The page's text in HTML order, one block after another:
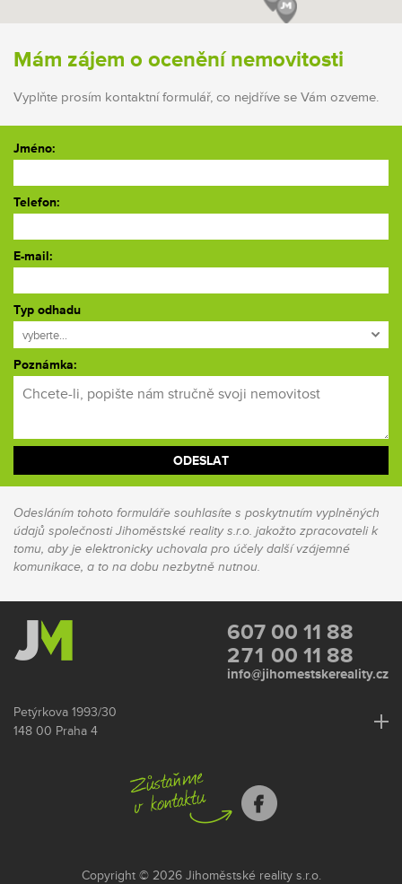
Mám zájem o ocenění nemovitosti
Vyplňte prosím kontaktní formulář, co nejdříve se Vám ozveme.
Jméno:
Telefon:
E-mail:
Typ odhadu
vyberte...
Poznámka:
Odesláním tohoto formuláře souhlasíte s poskytnutím vyplněných
údajů společnosti Jihoměstské reality s.r.o. jakožto zpracovateli k
tomu, aby je elektronicky uchovala pro účely další vzájemné
komunikace, a to na dobu nezbytně nutnou.
Petýrkova 1993/30
148 00 Praha 4
607 00 11 88
271 00 11 88
info@jihomestskereality.cz
Copyright © 2026 Jihoměstské reality s.r.o.